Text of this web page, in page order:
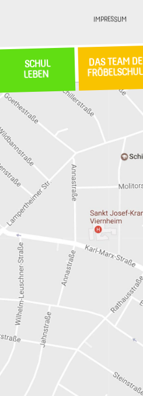
IMPRESSUM
SCHUL
LEBEN
DAS TEAM